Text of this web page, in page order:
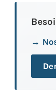
→